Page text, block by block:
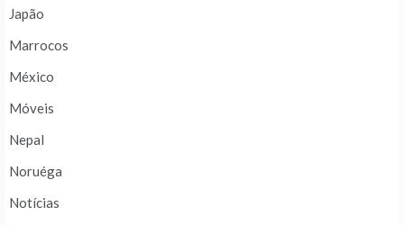
Japão
Marrocos
México
Móveis
Nepal
Noruéga
Notícias